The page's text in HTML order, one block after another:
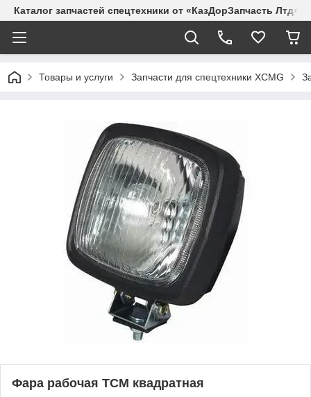
Каталог запчастей спецтехники от «КазДорЗапчасть Лтд»
Товары и услуги Запчасти для спецтехники XCMG
Фара рабочая TCM квадратная